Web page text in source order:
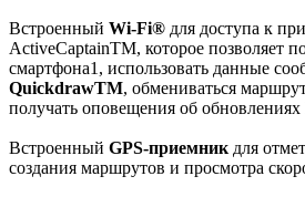
Встроенный Wi-Fi® для доступа к
ActiveCaptainTM, которое позволяет
смартфона1, использовать данные
QuickdrawTM, обмениваться
получать оповещения об
Встроенный GPS-приемник для
создания маршрутов и просмотра